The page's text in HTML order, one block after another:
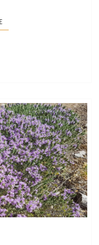
READ MORE